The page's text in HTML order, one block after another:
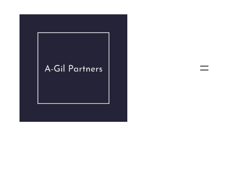
contenu